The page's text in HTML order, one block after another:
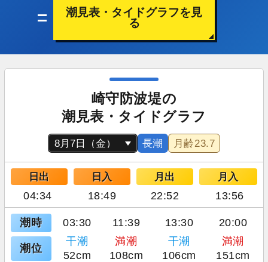
潮見表・タイドグラフを見
る
崎守防波堤の
潮見表・タイドグラフ
長潮 月齢23.7
日出 日入 月出 月入
04:34 18:49 22:52 13:56
潮時 03:30 11:39 13:30 20:00
潮位
干潮 満潮 干潮
満潮
52cm
108cm 106cm 151cm